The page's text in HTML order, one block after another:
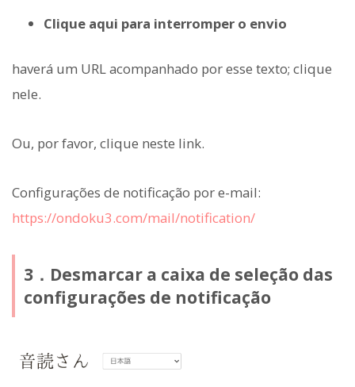
Clique aqui para interromper o envio
haverá um URL acompanhado por esse texto; clique
nele.
Ou, por favor, clique neste link.
Configurações de notificação por e-mail:
https://ondoku3.com/mail/notification/
3．Desmarcar a caixa de seleção das
configurações de notificação